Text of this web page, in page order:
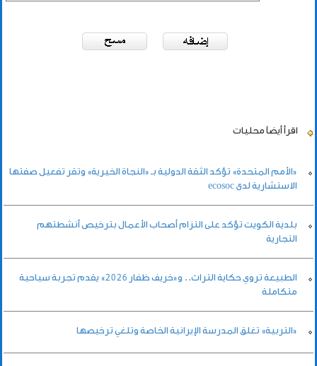
اقرأ أيضاً محليات
«الأمم المتحدة» تؤكد الثقة الدولية بـ «النجاة الخيرية» وتقر تفعيل صفتها
الاستشارية لدى ecosoc
بلدية الكويت تؤكد على التزام أصحاب الأعمال بترخيص أنشطتهم
التجارية
الطبيعة تروي حكاية التراث.. و«خريف ظفار 2026» يقدم تجربة سياحية
متكاملة
«التربية» تغلق المدرسة الإيرانية الخاصة وتلغي ترخيصها